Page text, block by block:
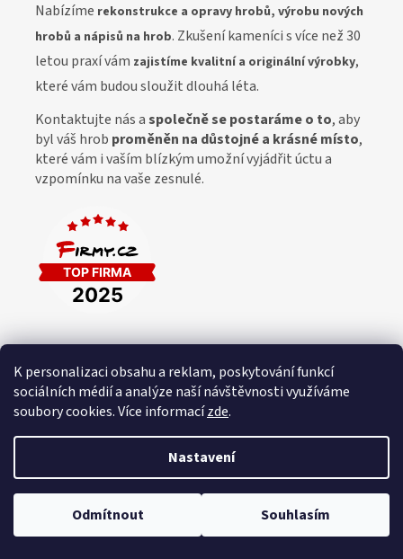
K personalizaci obsahu a reklam, poskytování funkcí
sociálních médií a analýze naší návštěvnosti využíváme
soubory cookies. Více informacízde.
Nastavení
Odmítnout Souhlasím
Nabízíme rekonstrukce a opravy hrobů, výrobu nových
hrobů a nápisů na hrob. Zkušení kameníci s více než 30
letou praxí vám zajistíme kvalitní a originální výrobky,
které vám budou sloužit dlouhá léta.
Kontaktujte nás aspolečně se postaráme o to, aby
byl váš hrob proměněn na důstojné a krásné místo,
které vám i vaším blízkým umožní vyjádřit úctu a
vzpomínku na vaše zesnulé.
Copyright 2026Ceskehroby. Všechna práva vyhrazena.Upravit